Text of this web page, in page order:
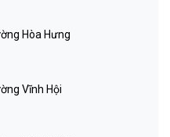
Hòa Hưng
Vĩnh Hội